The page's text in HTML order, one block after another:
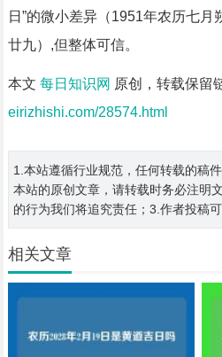
日”的微小差异（1951年农历七
廿九）,但整体可信。
本文 每日知识网 原创，转载保留
eirizhishi.com/28574.html
1.本站遵循行业规范，任何转载的稿
本站的原创文章，请转载时务必注明
的行为我们将追究责任；3.作者投稿
相关文章